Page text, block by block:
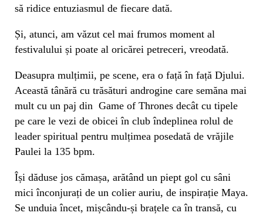
să ridice entuziasmul de fiecare dată.
Și, atunci, am văzut cel mai frumos moment al
festivalului și poate al oricărei petreceri, vreodată.
Deasupra mulțimii, pe scene, era o față în față Djului.
Această tânără cu trăsături androgine care semăna mai
mult cu un paj din Game of Thrones decât cu tipele
pe care le vezi de obicei în club îndeplinea rolul de
leader spiritual pentru mulțimea posedată de vrăjile
Paulei la 135 bpm.
Își dăduse jos cămașa, arătând un piept gol cu sâni
mici înconjurați de un colier auriu, de inspirație Maya.
Se unduia încet, mișcându-și brațele ca în transă, cu